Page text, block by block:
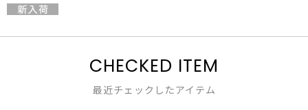
CHECKED ITEM
最近チェックしたアイテム